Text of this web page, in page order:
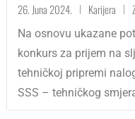
26. Juna 2024. | Karijera |
Na osnovu ukazane
konkurs za prijem na
tehničkoj pripremi
SSS – tehničkog